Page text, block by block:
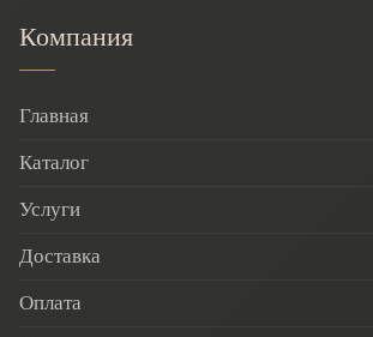
Компания
Главная
Каталог
Услуги
Доставка
Оплата